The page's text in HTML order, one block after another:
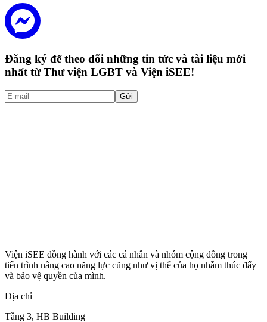
Đăng ký để theo dõi những tin tức và tài liệu mới
nhất từ Thư viện LGBT và Viện iSEE!
Gửi
Viện iSEE đồng hành với các cá nhân và nhóm cộng đồng trong
tiến trình nâng cao năng lực cũng như vị thế của họ nhằm thúc đẩy
và bảo vệ quyền của mình.
Địa chỉ
Tầng 3, HB Building